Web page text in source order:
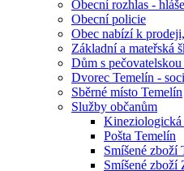
Obecní rozhlas -
Obecní policie
Obec nabízí k
Základní a mateřská
Dům s
Dvorec Temelín -
Sběrné místo Temelín
Služby občanům
Kineziologická
Pošta Temelín
Smíšené zboží
Smíšené zboží